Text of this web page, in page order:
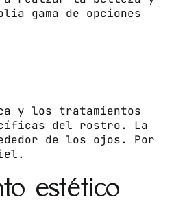
gama de opciones
y los tratamientos
del rostro. La
de los ojos. Por
estético